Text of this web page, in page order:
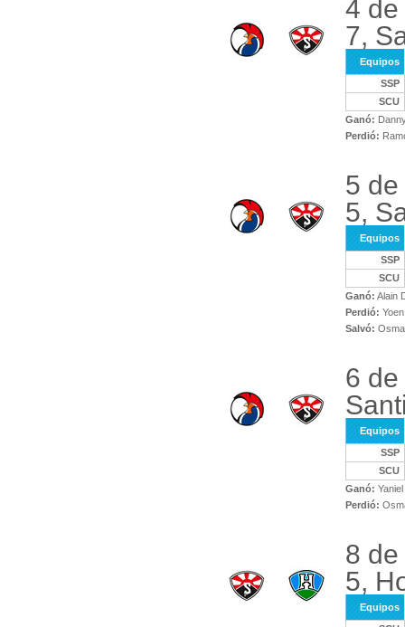
4
7,
Equipos
SSP
SCU
Ganó:
Perdió:
5
5,
Equipos
SSP
SCU
Ganó: Alain
Perdió:
Salvó:
6
Equipos
SSP
SCU
Ganó:
Perdió:
8
5,
Equipos